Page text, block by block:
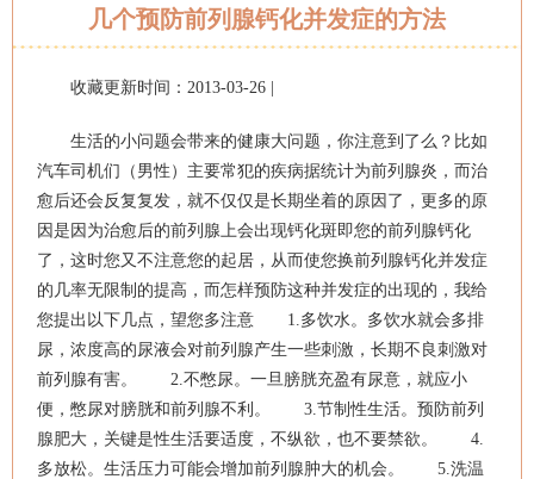
几个预防前列腺钙化并发症的方法
收藏更新时间：2013-03-26 |
生活的小问题会带来的健康大问题，你注意到了么？比如
汽车司机们（男性）主要常犯的疾病据统计为前列腺炎，而治
愈后还会反复复发，就不仅仅是长期坐着的原因了，更多的原
因是因为治愈后的前列腺上会出现钙化斑即您的前列腺钙化
了，这时您又不注意您的起居，从而使您换前列腺钙化并发症
的几率无限制的提高，而怎样预防这种并发症的出现的，我给
您提出以下几点，望您多注意 1.多饮水。多饮水就会多排
尿，浓度高的尿液会对前列腺产生一些刺激，长期不良刺激对
前列腺有害。 2.不憋尿。一旦膀胱充盈有尿意，就应小
便，憋尿对膀胱和前列腺不利。 3.节制性生活。预防前列
腺肥大，关键是性生活要适度，不纵欲，也不要禁欲。 4.
多放松。生活压力可能会增加前列腺肿大的机会。 5.洗温